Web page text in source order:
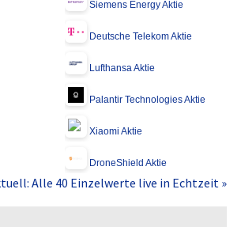
Siemens Energy Aktie
Deutsche Telekom Aktie
Lufthansa Aktie
Palantir Technologies Aktie
Xiaomi Aktie
DroneShield Aktie
Alle 40 Einzelwerte live in Echtzeit »